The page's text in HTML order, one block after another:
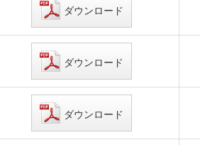
ダウンロード
ダウンロード
ダウンロード